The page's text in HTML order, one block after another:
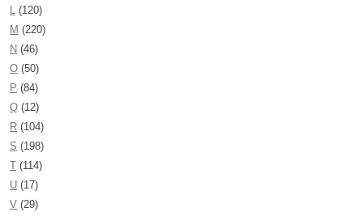
L (120)
M (220)
N (46)
O (50)
P (84)
Q (12)
R (104)
S (198)
T (114)
U (17)
V (29)